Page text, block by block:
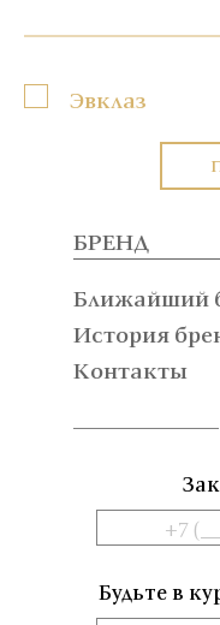
Эвклаз
БРЕНД
Ближайший
История
Контакты
Будьте в